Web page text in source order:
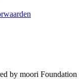
by moori Foundation